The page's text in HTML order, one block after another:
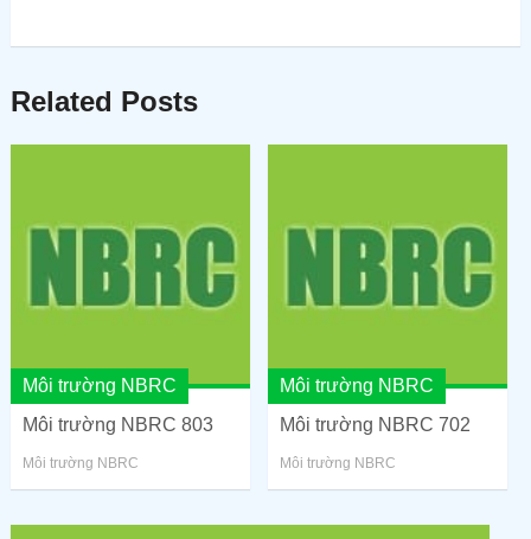
Related Posts
Môi trường NBRC
Môi trường NBRC 803
Môi trường NBRC
Môi trường NBRC
Môi trường NBRC 702
Môi trường NBRC